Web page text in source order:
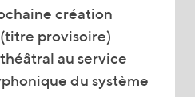
création
provisoire)
au service
du système